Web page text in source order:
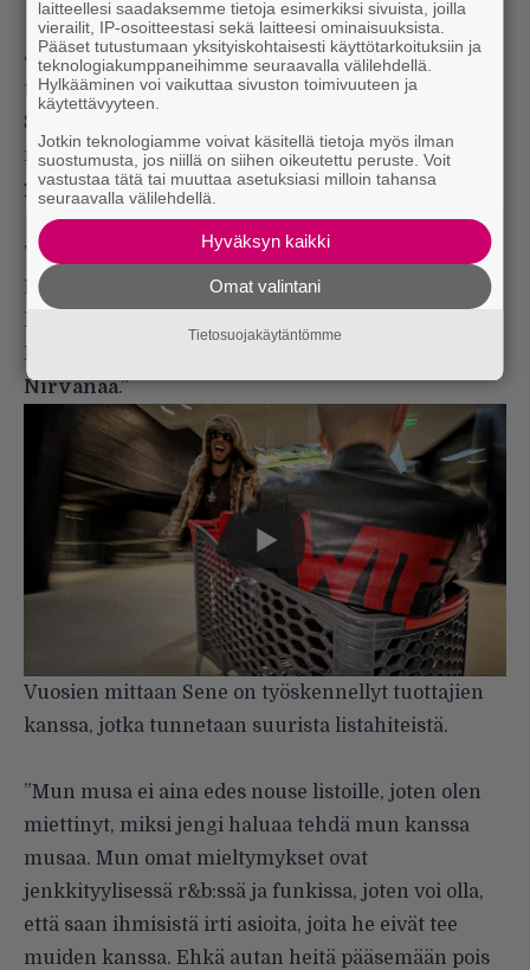
Juho Kola puolestaan toi mukanaan kokonaisen
tiimin tekijöitä, jotka auttoivat luomaanWTF
Se on albumin rokahtavin kappale, jonka Sene
meinasi ensin jättää kokonaan pois levyltä. Levy-
yhtiö oli kuitenkin eri mieltä.
” WTF
on ehkä levyn vähiten rakkaudellinen biisi.
Rock on kuitenkin se, mistä mun koko juttu on
lähtenyt. Olen aikoinaan kuunnellut
Hendrixiä
Nirvanaa.”
Vuosien mittaan Sene on työskennellyt tuottajien
kanssa, jotka tunnetaan suurista listahiteistä.
”Mun musa ei aina edes nouse listoille, joten olen
miettinyt, miksi jengi haluaa tehdä mun kanssa
musaa. Mun omat mieltymykset ovat
jenkkityylisessä r&b:ssä ja funkissa, joten voi olla,
että saan ihmisistä irti asioita, joita he eivät tee
muiden kanssa. Ehkä autan heitä pääsemään pois
laitteellesi saadaksemme tietoja esimerkiksi sivuista, joilla
vierailit, IP-osoitteestasi sekä laitteesi ominaisuuksista.
Pääset tutustumaan yksityiskohtaisesti käyttötarkoituksiin ja
teknologiakumppaneihimme seuraavalla välilehdellä.
Hylkääminen voi vaikuttaa sivuston toimivuuteen ja
käytettävyyteen.
Jotkin teknologiamme voivat käsitellä tietoja myös ilman
suostumusta, jos niillä on siihen oikeutettu peruste. Voit
vastustaa tätä tai muuttaa asetuksiasi milloin tahansa
seuraavalla välilehdellä.
Hyväksyn kaikki
Omat valintani
Tietosuojakäytäntömme